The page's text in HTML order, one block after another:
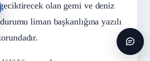
olan gemi ve deniz
liman başkanlığına yazılı